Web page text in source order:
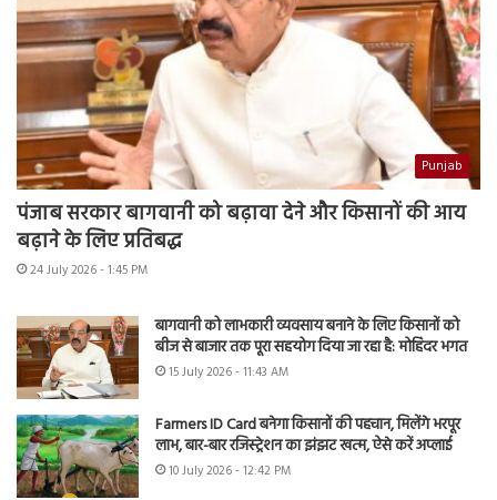
Punjab
पंजाब सरकार बागवानी को बढ़ावा देने और किसानों की आय
बढ़ाने के लिए प्रतिबद्ध
24 July 2026 - 1:45 PM
बागवानी को लाभकारी व्यवसाय बनाने के लिए किसानों को
बीज से बाजार तक पूरा सहयोग दिया जा रहा है: मोहिंदर भगत
15 July 2026 - 11:43 AM
Farmers ID Card बनेगा किसानों की पहचान, मिलेंगे भरपूर
लाभ, बार-बार रजिस्ट्रेशन का झंझट खत्म, ऐसे करें अप्लाई
10 July 2026 - 12:42 PM